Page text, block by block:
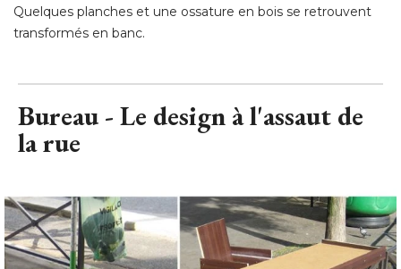
Quelques planches et une ossature en bois se retrouvent
transformés en banc.
Bureau - Le design à l'assaut de
la rue